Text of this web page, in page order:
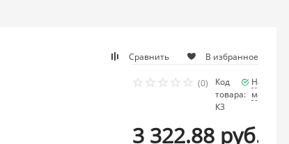
Сравнить В избранное
(0)
Код
товара:
К3
мало
3 322.88 руб.